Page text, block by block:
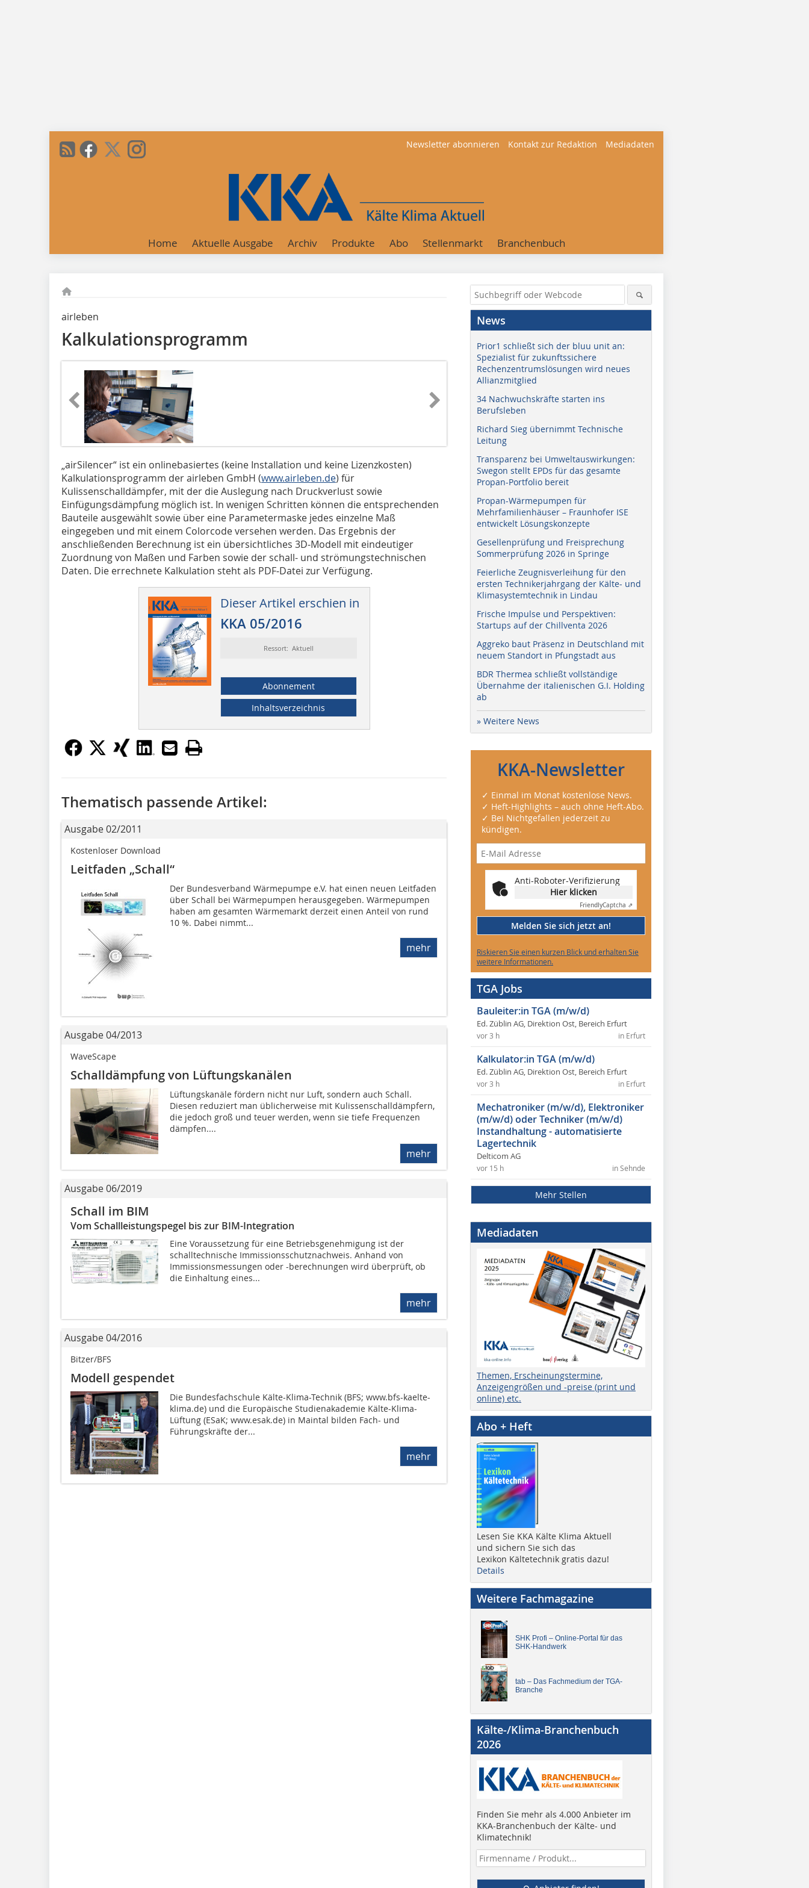
Newsletter abonnieren Kontakt zur Redaktion Mediadaten
Home Aktuelle Ausgabe Archiv Produkte Abo Stellenmarkt Branchenbuch
airleben
Kalkulations­programm
„airSilencer“ ist ein onlinebasiertes (keine Installation und keine Lizenzkosten)
Kalkulationsprogramm der airleben GmbH (www.airleben.de) für
Kulissenschalldämpfer, mit der die Auslegung nach Druckverlust sowie
Einfügungsdämpfung möglich ist. In wenigen Schritten können die entsprechenden
Bauteile ausgewählt sowie über eine Parametermaske jedes einzelne Maß
eingegeben und mit einem Colorcode versehen werden. Das Ergebnis der
anschließenden Berechnung ist ein übersichtliches 3D‐Modell mit eindeutiger
Zuordnung von Maßen und Farben sowie der schall- und strömungstechnischen
Daten. Die errechnete Kalkulation steht als PDF‐Datei zur Verfügung.
Dieser Artikel erschien in
KKA 05/2016
Ressort: Aktuell
Abonnement
Inhaltsverzeichnis
Thematisch passende Artikel:
Ausgabe 02/2011
Kostenloser Download
Leitfaden „Schall“
Der Bundesverband Wärmepumpe e.V. hat einen neuen Leitfaden
über Schall bei Wärmepumpen herausgegeben. Wärmepumpen
haben am gesamten Wärmemarkt derzeit einen Anteil von rund
10 %. Dabei nimmt...
mehr
Ausgabe 04/2013
WaveScape
Schalldämpfung von Lüftungskanälen
Lüftungskanäle fördern nicht nur Luft, sondern auch Schall.
Diesen reduziert man üblicherweise mit Kulissenschalldämpfern,
die jedoch groß und teuer werden, wenn sie tiefe Frequenzen
dämpfen....
mehr
Ausgabe 06/2019
Schall im BIM
Vom Schallleistungspegel bis zur BIM-Integration
Eine Voraussetzung für eine Betriebsgenehmigung ist der
schalltechnische Immissionsschutznachweis. Anhand von
Immissionsmessungen oder -berechnungen wird überprüft, ob
die Einhaltung eines...
mehr
Ausgabe 04/2016
Bitzer/BFS
Modell gespendet
Die Bundesfachschule Kälte-Klima-Technik (BFS; www.bfs-kaelte-
klima.de) und die Europäische Studienakademie Kälte-Klima-
Lüftung (ESaK; www.esak.de) in Maintal bilden Fach- und
Führungskräfte der...
mehr
News
Prior1 schließt sich der bluu unit an:
Spezialist für zukunftssichere
Rechenzentrumslösungen wird neues
Allianzmitglied
34 Nachwuchskräfte starten ins
Berufsleben
Richard Sieg übernimmt Technische
Leitung
Transparenz bei Umweltauswirkungen:
Swegon stellt EPDs für das gesamte
Propan-Portfolio bereit
Propan-Wärmepumpen für
Mehrfamilienhäuser – Fraunhofer ISE
entwickelt Lösungskonzepte
Gesellenprüfung und Freisprechung
Sommerprüfung 2026 in Springe
Feierliche Zeugnisverleihung für den
ersten Technikerjahrgang der Kälte- und
Klimasystemtechnik in Lindau
Frische Impulse und Perspektiven:
Startups auf der Chillventa 2026
Aggreko baut Präsenz in Deutschland mit
neuem Standort in Pfungstadt aus
BDR Thermea schließt vollständige
Übernahme der italienischen G.I. Holding
ab
» Weitere News
KKA-Newsletter
✓ Einmal im Monat kostenlose News.
✓ Heft-Highlights – auch ohne Heft-Abo.
✓ Bei Nichtgefallen jederzeit zu
kündigen.
Anti-Roboter-Verifizierung
Hier klicken
FriendlyCaptcha ⇗
Melden Sie sich jetzt an!
Riskieren Sie einen kurzen Blick und erhalten Sie
weitere Informationen.
TGA Jobs
Bauleiter:in TGA (m/w/d)
Ed. Züblin AG, Direktion Ost, Bereich Erfurt
in Erfurt
vor 3 h
Kalkulator:in TGA (m/w/d)
Ed. Züblin AG, Direktion Ost, Bereich Erfurt
in Erfurt
vor 3 h
Mechatroniker (m/w/d), Elektroniker
(m/w/d) oder Techniker (m/w/d)
Instandhaltung - automatisierte
Lagertechnik
Delticom AG
in Sehnde
vor 15 h
Mehr Stellen
Mediadaten
Themen, Erscheinungstermine,
Anzeigengrößen und -preise (print und
online) etc.
Abo + Heft
Lesen Sie KKA Kälte Klima Aktuell
und sichern Sie sich das
Lexikon Kältetechnik gratis dazu!
Details
Weitere Fachmagazine
SHK Profi – Online-Portal für das
SHK-Handwerk
tab – Das Fachmedium der TGA-
Branche
Kälte-/Klima-Branchenbuch
2026
Finden Sie mehr als 4.000 Anbieter im
KKA-Branchenbuch der Kälte- und
Klimatechnik!